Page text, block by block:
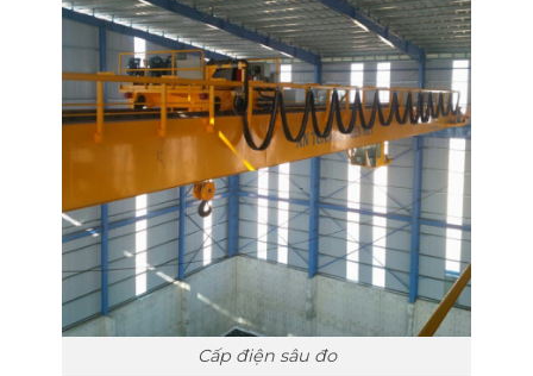
Cấp điện sâu đo